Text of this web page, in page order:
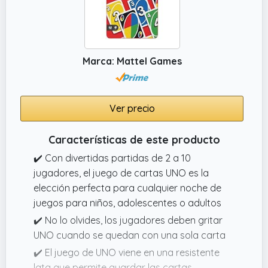
Marca: Mattel Games
Ver precio
Características de este producto
✔️ Con divertidas partidas de 2 a 10
jugadores, el juego de cartas UNO es la
elección perfecta para cualquier noche de
juegos para niños, adolescentes o adultos
✔️ No lo olvides, los jugadores deben gritar
UNO cuando se quedan con una sola carta
✔️ El juego de UNO viene en una resistente